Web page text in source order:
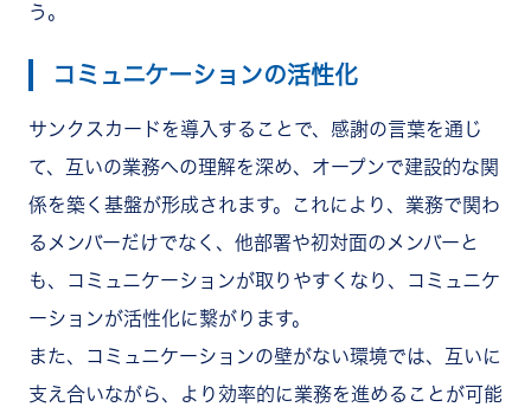
う。
コミュニケーションの活性化
サンクスカードを導入することで、感謝の言葉を通じ
て、互いの業務への理解を深め、オープンで建設的な関
係を築く基盤が形成されます。これにより、業務で関わ
るメンバーだけでなく、他部署や初対面のメンバーと
も、コミュニケーションが取りやすくなり、コミュニケ
ーションが活性化に繋がります。
また、コミュニケーションの壁がない環境では、互いに
支え合いながら、より効率的に業務を進めることが可能